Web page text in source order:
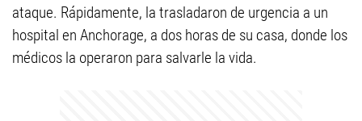
ataque. Rápidamente, la trasladaron de urgencia a un
hospital en Anchorage, a dos horas de su casa, donde los
médicos la operaron para salvarle la vida.